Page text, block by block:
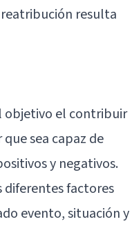
resulta
objetivo el contribuir
sea capaz de
y negativos.
diferentes factores
evento, situación y